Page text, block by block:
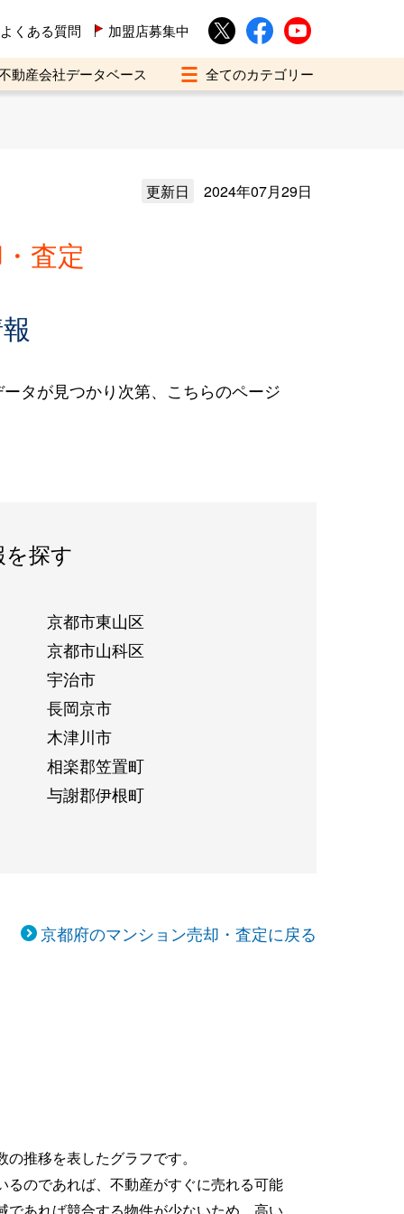
よくある質問 加盟店募集中
動産会社データベース
更新日 2024年07月29日
査定
タが見つかり次第、こちらのページ
探す
京都市東山区
京都市山科区
宇治市
長岡京市
木津川市
相楽郡笠置町
与謝郡伊根町
京都府のマンション売却・査定に戻る
推移を表したグラフです。
るのであれば、不動産がすぐに売れる可能